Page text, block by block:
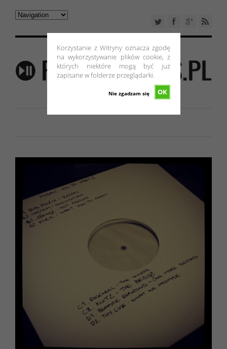
Korzystanie z Witryny oznacza zgodę
na wykorzystywanie plików cookie, z
których niektóre mogą być już
zapisane w folderze przeglądarki.
OK
Nie zgadzam się